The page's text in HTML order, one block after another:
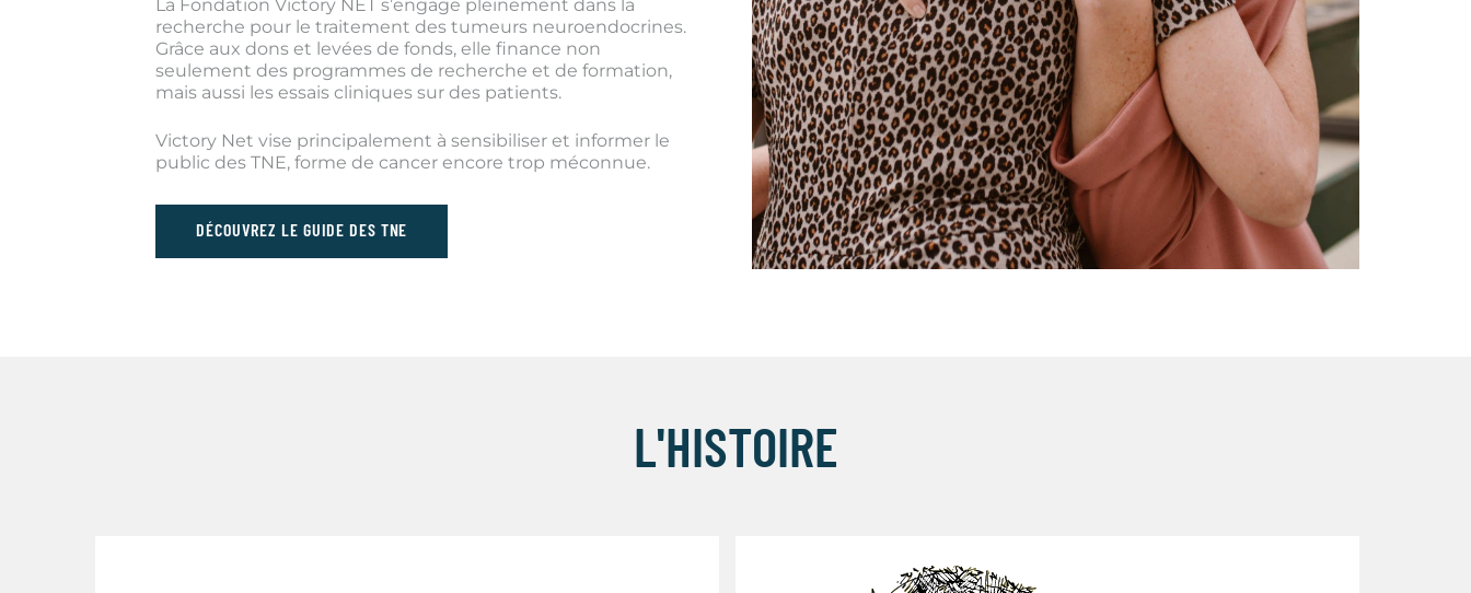
La Fondation Victory NET s’engage pleinement dans la
recherche pour le traitement des tumeurs neuroendocrines.
Grâce aux dons et levées de fonds, elle finance non
seulement des programmes de recherche et de formation,
mais aussi les essais cliniques sur des patients.
Victory Net vise principalement à sensibiliser et informer le
public des TNE, forme de cancer encore trop méconnue.
DÉCOUVREZ LE GUIDE DES TNE
L'HISTOIRE